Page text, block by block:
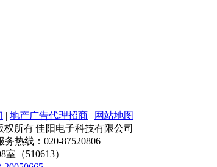
| 地产广告代理招商 | 网站地图
权所有 佳阳电子科技有限公司
务热线：020-87520806
（510613）